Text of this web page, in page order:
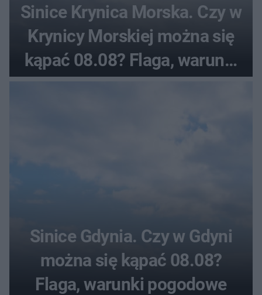
Sinice Krynica Morska. Czy w
Krynicy Morskiej można się
kąpać 08.08? Flaga, warunki
pogodowe
Sinice Gdynia. Czy w Gdyni
można się kąpać 08.08?
Flaga, warunki pogodowe